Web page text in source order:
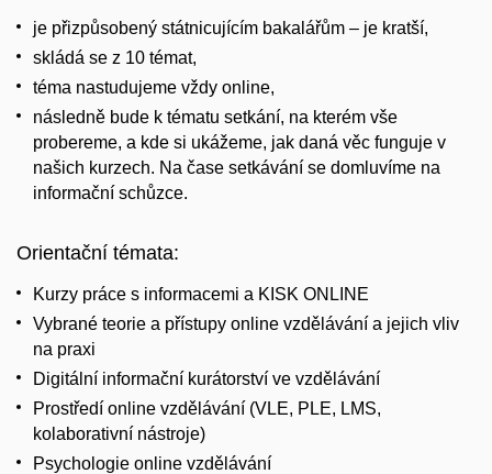
je přizpůsobený státnicujícím bakalářům – je kratší,
skládá se z 10 témat,
téma nastudujeme vždy online,
následně bude k tématu setkání, na kterém vše
probereme, a kde si ukážeme, jak daná věc funguje v
našich kurzech. Na čase setkávání se domluvíme na
informační schůzce.
Orientační témata:
Kurzy práce s informacemi a KISK ONLINE
Vybrané teorie a přístupy online vzdělávání a jejich vliv
na praxi
Digitální informační kurátorství ve vzdělávání
Prostředí online vzdělávání (VLE, PLE, LMS,
kolaborativní nástroje)
Psychologie online vzdělávání